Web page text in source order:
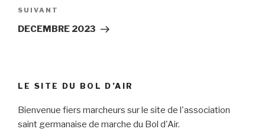
Article
suivant
SUIVANT
DECEMBRE 2023
LE SITE DU BOL D’AIR
Bienvenue fiers marcheurs sur le site de l'association
saint germanaise de marche du Bol d'Air.